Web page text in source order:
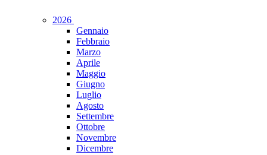
2026
Gennaio
Febbraio
Marzo
Aprile
Maggio
Giugno
Luglio
Agosto
Settembre
Ottobre
Novembre
Dicembre